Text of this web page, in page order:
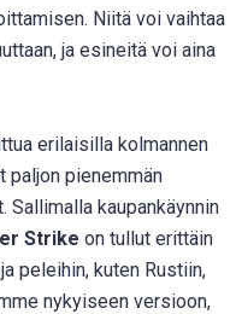
Niitä voi vaihtaa
ja esineitä voi aina
erilaisilla kolmannen
paljon pienemmän
Sallimalla kaupankäynnin
Strike on tullut erittäin
peleihin, kuten Rustiin,
nykyiseen versioon,